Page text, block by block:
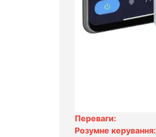
Переваги:
Розумне керування: